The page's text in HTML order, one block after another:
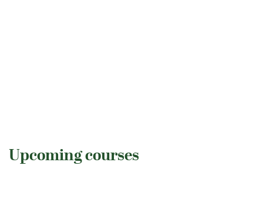
Upcoming courses